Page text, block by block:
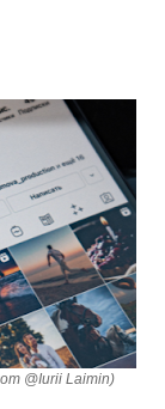
@Iurii Laimin)